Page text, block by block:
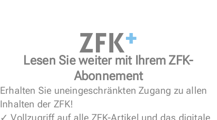
Lesen Sie weiter mit Ihrem ZFK-
Abonnement
Erhalten Sie uneingeschränkten Zugang zu allen
Inhalten der ZFK!